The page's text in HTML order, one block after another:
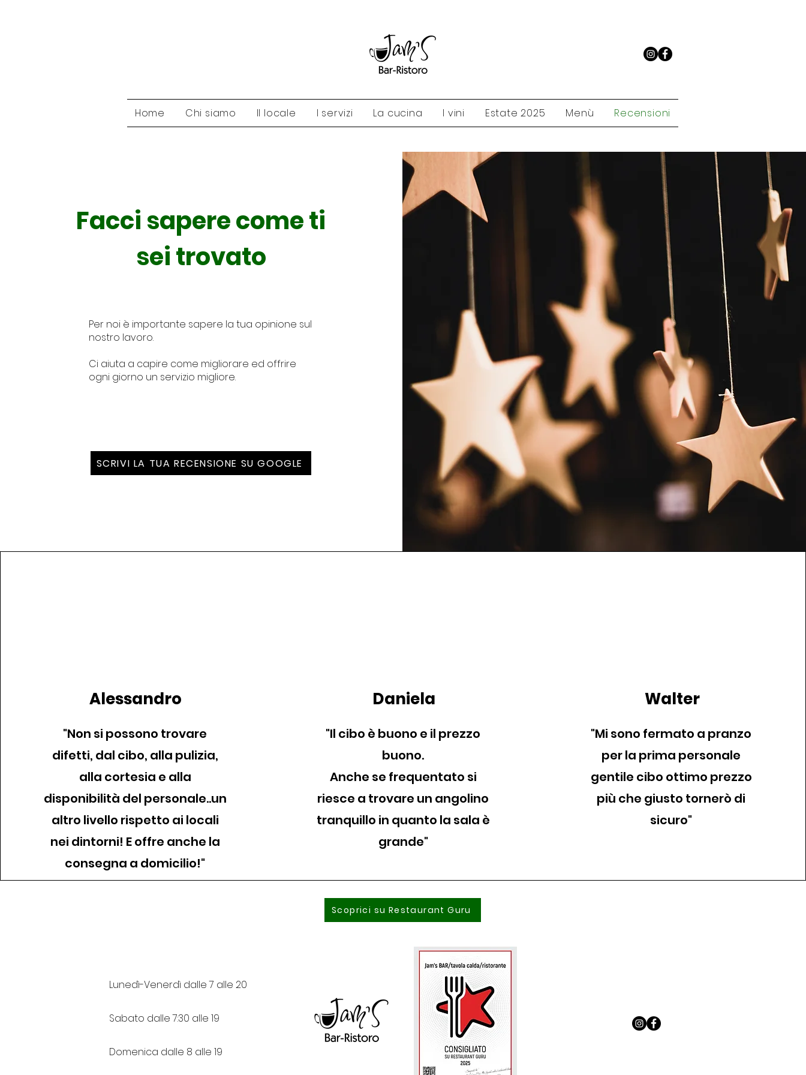
Home Chi siamo Il locale I servizi La cucina I vini Estate 2025 Menù Recensioni
Facci sapere come ti
sei trovato
Per noi è importante sapere la tua opinione sul
nostro lavoro.
Ci aiuta a capire come migliorare ed offrire
ogni giorno un servizio migliore.
SCRIVI LA TUA RECENSIONE SU GOOGLE
Alessandro
"Non si possono trovare
difetti, dal cibo, alla pulizia,
alla cortesia e alla
disponibilità del personale..un
altro livello rispetto ai locali
nei dintorni! E offre anche la
consegna a domicilio!"
Daniela
"Il cibo è buono e il prezzo
buono.
Anche se frequentato si
riesce a trovare un angolino
tranquillo in quanto la sala è
grande"
Walter
"Mi sono fermato a pranzo
per la prima personale
gentile cibo ottimo prezzo
più che giusto tornerò di
sicuro"
Scoprici su Restaurant Guru
Lunedì-Venerdì dalle 7 alle 20
Sabato dalle 7:30 alle 19
Domenica dalle 8 alle 19